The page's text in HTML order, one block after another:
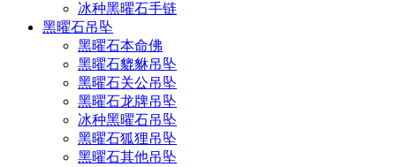
冰种黑曜石手链
黑曜石吊坠
黑曜石本命佛
黑曜石貔貅吊坠
黑曜石关公吊坠
黑曜石龙牌吊坠
冰种黑曜石吊坠
黑曜石狐狸吊坠
黑曜石其他吊坠